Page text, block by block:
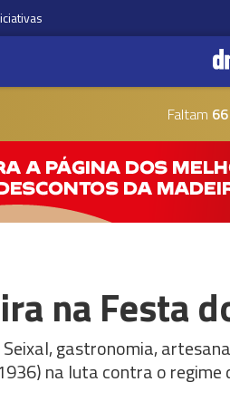
Faltam
na Festa
gastronomia,
na luta contra o regime